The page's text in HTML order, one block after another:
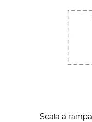
Scala a